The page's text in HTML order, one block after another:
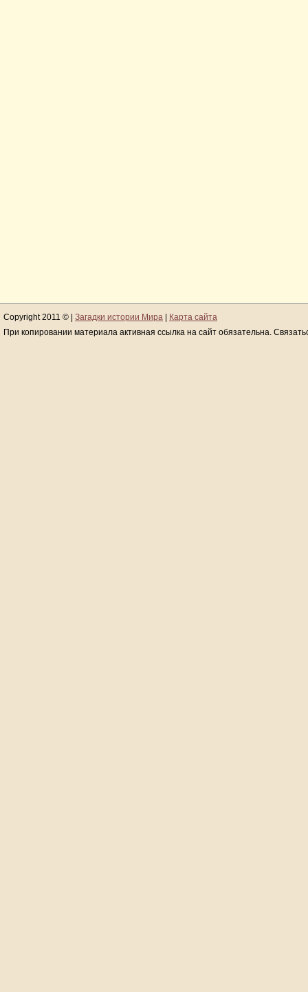
Copyright 2011 © | Загадки истории Мира
Карта сайта
При копировании материала активная ссылка на сайт обязательна.